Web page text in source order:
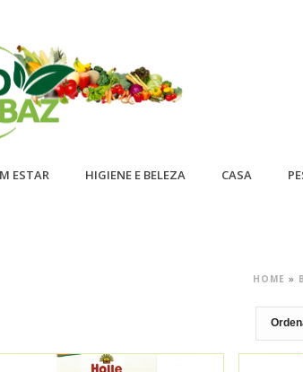
ESTAR HIGIENE E BELEZA CASA
HOME »